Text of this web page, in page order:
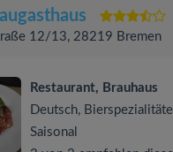
12/13, 28219 Bremen
Restaurant, Brauhaus
Deutsch,
Saisonal